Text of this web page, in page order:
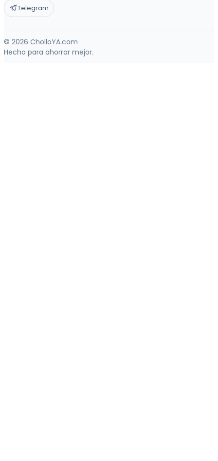
Telegram
© 2026 CholloYA.com
Hecho para ahorrar mejor.